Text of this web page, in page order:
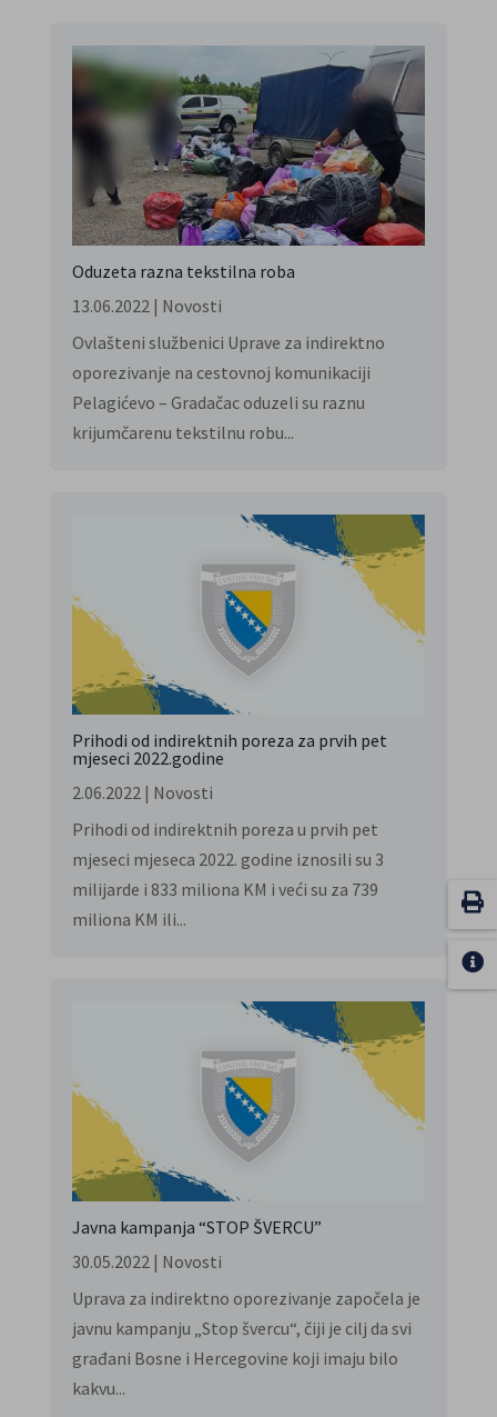
Oduzeta razna tekstilna roba
13.06.2022 | Novosti
Ovlašteni službenici Uprave za indirektno
oporezivanje na cestovnoj komunikaciji
Pelagićevo – Gradačac oduzeli su raznu
krijumčarenu tekstilnu robu...
Prihodi od indirektnih poreza za prvih pet
mjeseci 2022.godine
2.06.2022 | Novosti
Prihodi od indirektnih poreza u prvih pet
mjeseci mjeseca 2022. godine iznosili su 3
milijarde i 833 miliona KM i veći su za 739
miliona KM ili...
Javna kampanja “STOP ŠVERCU”
30.05.2022 | Novosti
Uprava za indirektno oporezivanje započela je
javnu kampanju „Stop švercu“, čiji je cilj da svi
građani Bosne i Hercegovine koji imaju bilo
kakvu...